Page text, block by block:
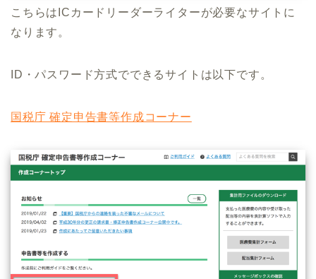
こちらはICカードリーダーライターが必要なサイトに
なります。
ID・パスワード方式でできるサイトは以下です。
国税庁 確定申告書等作成コーナー